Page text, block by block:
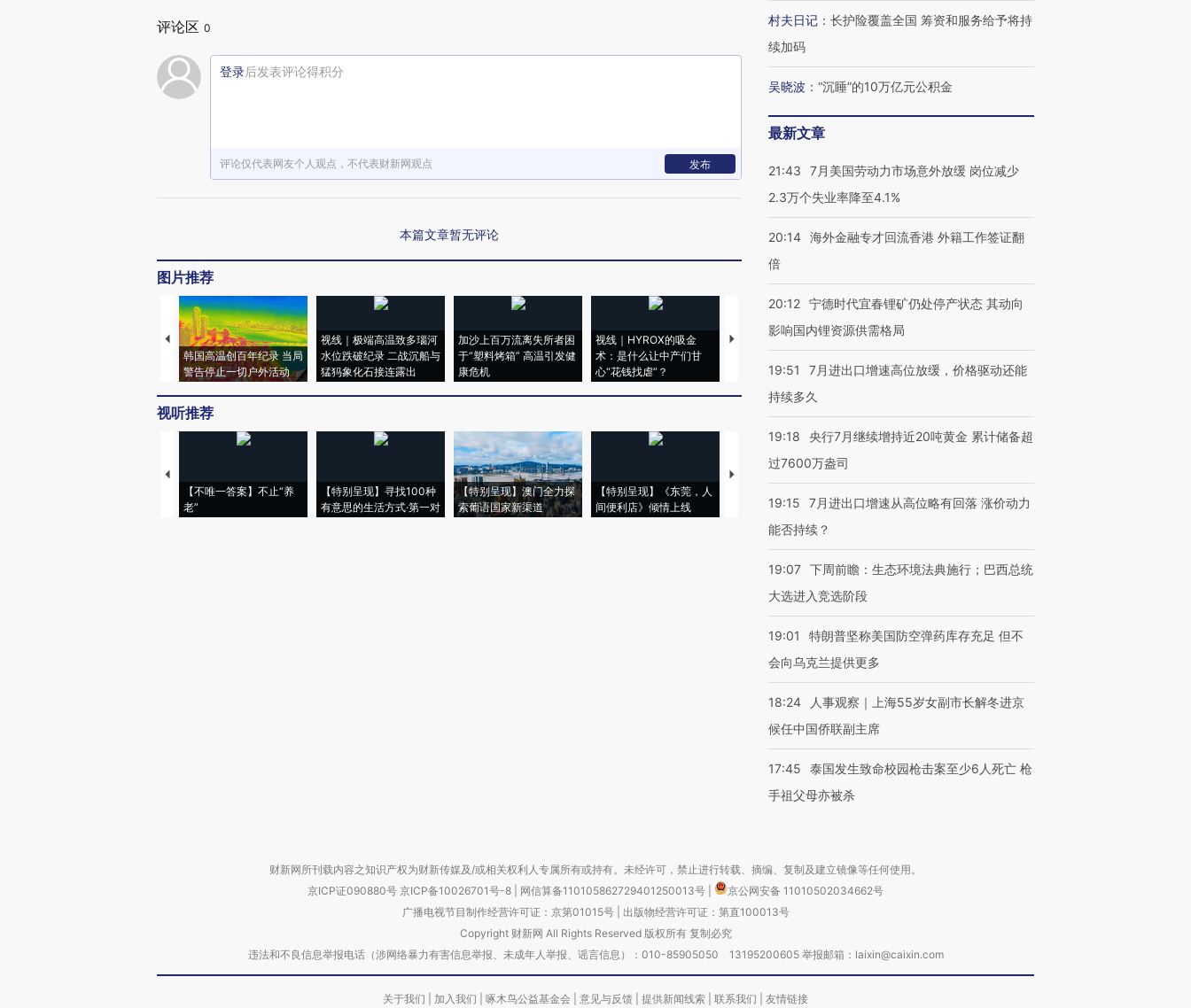
评论区 0
登录后发表评论得积分
评论仅代表网友个人观点，不代表财新网观点 发布
本篇文章暂无评论
图片推荐
韩国高温创百年纪录 当局
警告停止一切户外活动
视线｜极端高温致多瑙河
水位跌破纪录 二战沉船与
猛犸象化石接连露出
加沙上百万流离失所者困
于“塑料烤箱” 高温引发健
康危机
视线｜HYROX的吸金
术：是什么让中产们甘
心“花钱找虐”？
马航飞行员跨国走私7万
视线｜被称为“蟑螂”的印
育部长拱下台
飞地休达
视听推荐
【不唯一答案】不止“养
老”
【特别呈现】寻找100种
有意思的生活方式·第一对
【特别呈现】澳门全力探
索葡语国家新渠道
【特别呈现】《东莞，人
间便利店》倾情上线
【推广】走进第四届链博
有意思的生活方式·第三对
住三大增长引擎是什么？
村夫日记 ： 长护险覆盖全国 筹资和服务给予将持
续加码
吴晓波 ： “沉睡”的10万亿元公积金
最新文章
21:43
7月美国劳动力市场意外放缓 岗位减少
2.3万个失业率降至4.1%
20:14 海外金融专才回流香港 外籍工作签证翻
倍
20:12 宁德时代宜春锂矿仍处停产状态 其动向
影响国内锂资源供需格局
19:51
7月进出口增速高位放缓，价格驱动还能
持续多久
19:18
央行7月继续增持近20吨黄金 累计储备超
过7600万盎司
19:15
7月进出口增速从高位略有回落 涨价动力
能否持续？
19:07 下周前瞻：生态环境法典施行；巴西总统
大选进入竞选阶段
19:01
特朗普坚称美国防空弹药库存充足 但不
会向乌克兰提供更多
18:24
人事观察｜上海55岁女副市长解冬进京
候任中国侨联副主席
17:45
泰国发生致命校园枪击案至少6人死亡 枪
手祖父母亦被杀
财新网所刊载内容之知识产权为财新传媒及/或相关权利人专属所有或持有。未经许可，禁止进行转载、摘编、复制及建立镜像等任何使用。
京ICP证090880号 京ICP备10026701号-8 网信算备110105862729401250013号
京公网安备 11010502034662号
广播电视节目制作经营许可证：京第01015号| 出版物经营许可证：第直100013号
Copyright 财新网 All Rights Reserved 版权所有 复制必究
违法和不良信息举报电话（涉网络暴力有害信息举报、未成年人举报、谣言信息）：010-85905050 13195200605 举报邮箱：laixin@caixin.com
关于我们 加入我们 啄木鸟公益基金会 意见与反馈 提供新闻线索 联系我们 友情链接